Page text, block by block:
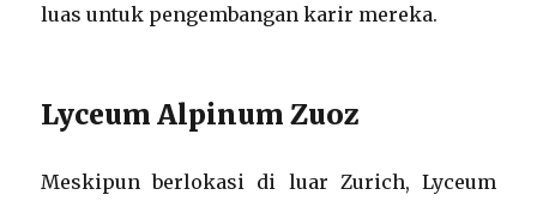
luas untuk pengembangan karir mereka.
Lyceum Alpinum Zuoz
Meskipun berlokasi di luar Zurich, Lyceum